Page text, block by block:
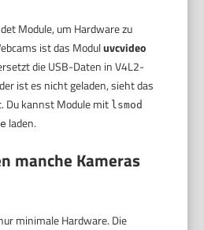
Module, um Hardware zu
ist das Moduluvcvideo
die USB-Daten in V4L2-
ist es nicht geladen, sieht das
Du kannst Module mit lsmod
laden.
manche Kameras
minimale Hardware. Die